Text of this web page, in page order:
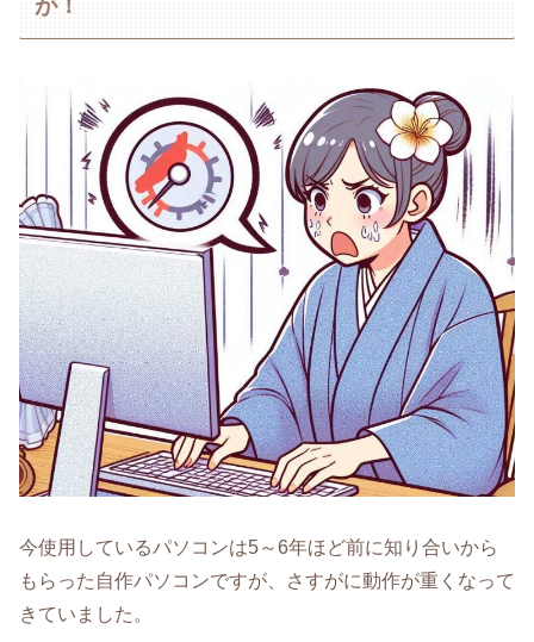
が！
今使用しているパソコンは5～6年ほど前に知り合いから
もらった自作パソコンですが、さすがに動作が重くなって
きていました。